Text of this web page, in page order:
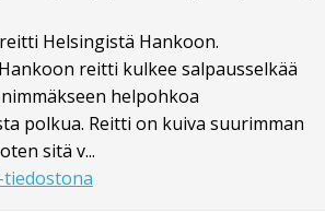
Helsingistä Hankoon.
reitti kulkee salpausselkää
helpohkoa
polkua. Reitti on kuiva suurimman
sitä v...
tiedostona